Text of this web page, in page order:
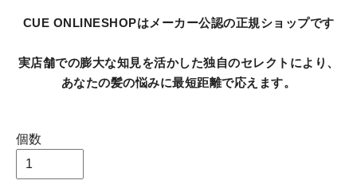
CUE ONLINESHOPはメーカー公認の正規ショップです
実店舗での膨大な知見を活かした独自のセレクトにより、
あなたの髪の悩みに最短距離で応えます。
個数